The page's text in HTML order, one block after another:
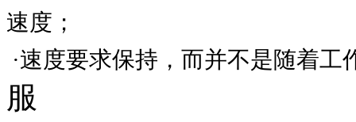
速度；
·速度要求保持，而并不是随着
服